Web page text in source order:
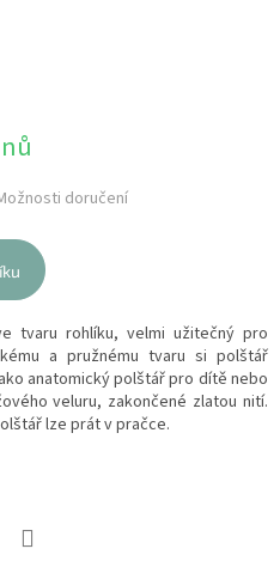
doručení
tvaru rohlíku, velmi užitečný pro
a pružnému tvaru si polštář
anatomický polštář pro dítě nebo
veluru, zakončené zlatou nití.
lze prát v pračce.